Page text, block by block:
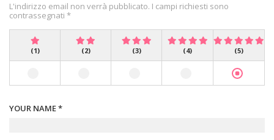
L'indirizzo email non verrà pubblicato. I campi richiesti sono
contrassegnati *
(1) (2) (3) (4) (5)
YOUR NAME *